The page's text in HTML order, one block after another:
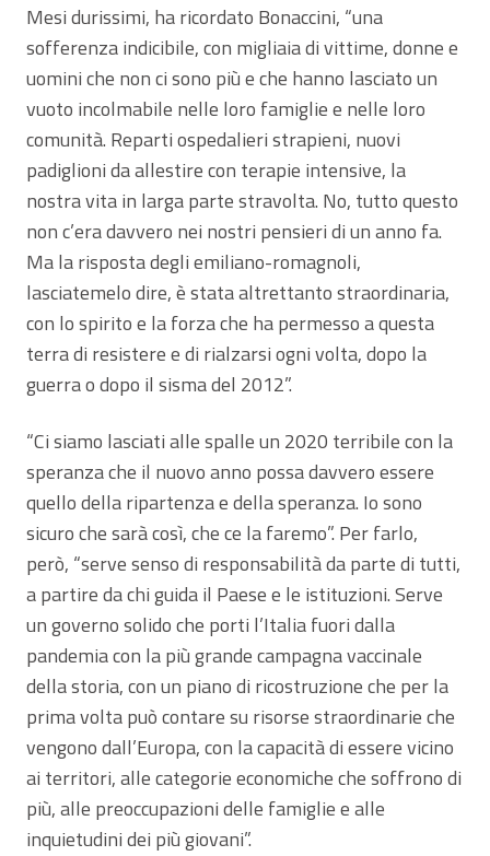
Mesi durissimi, ha ricordato Bonaccini, “una
sofferenza indicibile, con migliaia di vittime, donne e
uomini che non ci sono più e che hanno lasciato un
vuoto incolmabile nelle loro famiglie e nelle loro
comunità. Reparti ospedalieri strapieni, nuovi
padiglioni da allestire con terapie intensive, la
nostra vita in larga parte stravolta. No, tutto questo
non c’era davvero nei nostri pensieri di un anno fa.
Ma la risposta degli emiliano-romagnoli,
lasciatemelo dire, è stata altrettanto straordinaria,
con lo spirito e la forza che ha permesso a questa
terra di resistere e di rialzarsi ogni volta, dopo la
guerra o dopo il sisma del 2012”.
“Ci siamo lasciati alle spalle un 2020 terribile con la
speranza che il nuovo anno possa davvero essere
quello della ripartenza e della speranza. Io sono
sicuro che sarà così, che ce la faremo”. Per farlo,
però, “serve senso di responsabilità da parte di tutti,
a partire da chi guida il Paese e le istituzioni. Serve
un governo solido che porti l’Italia fuori dalla
pandemia con la più grande campagna vaccinale
della storia, con un piano di ricostruzione che per la
prima volta può contare su risorse straordinarie che
vengono dall’Europa, con la capacità di essere vicino
ai territori, alle categorie economiche che soffrono di
più, alle preoccupazioni delle famiglie e alle
inquietudini dei più giovani”.